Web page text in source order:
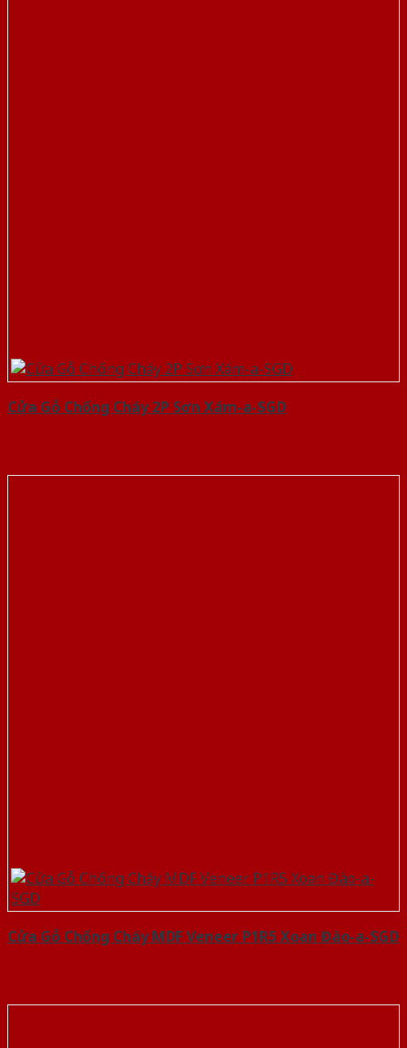
Cửa Gỗ Chống Cháy 2P Sơn Xám-a-SGD
Cửa Gỗ Chống Cháy MDF Veneer P1R5 Xoan Đào-a-SGD